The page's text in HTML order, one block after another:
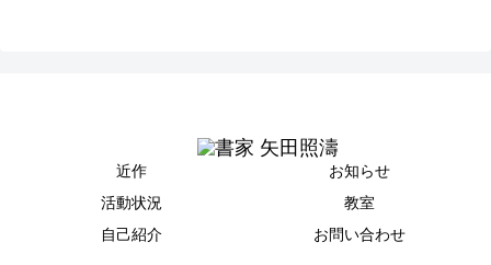
近作
お知らせ
活動状況
教室
自己紹介
お問い合わせ